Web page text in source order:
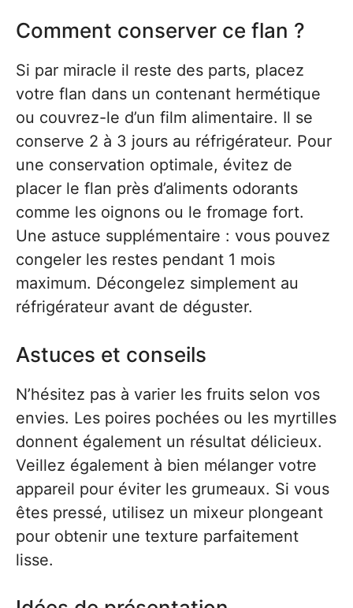
Comment conserver ce flan ?
Si par miracle il reste des parts, placez
votre flan dans un contenant hermétique
ou couvrez-le d’un film alimentaire. Il se
conserve 2 à 3 jours au réfrigérateur. Pour
une conservation optimale, évitez de
placer le flan près d’aliments odorants
comme les oignons ou le fromage fort.
Une astuce supplémentaire : vous pouvez
congeler les restes pendant 1 mois
maximum. Décongelez simplement au
réfrigérateur avant de déguster.
Astuces et conseils
N’hésitez pas à varier les fruits selon vos
envies. Les poires pochées ou les myrtilles
donnent également un résultat délicieux.
Veillez également à bien mélanger votre
appareil pour éviter les grumeaux. Si vous
êtes pressé, utilisez un mixeur plongeant
pour obtenir une texture parfaitement
lisse.